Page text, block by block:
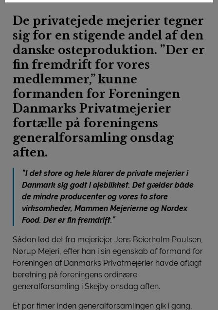
De privatejede mejerier tegner
sig for en stigende andel af den
danske osteproduktion. ”Der er
fin fremdrift for vores
medlemmer,” kunne
formanden for Foreningen
Danmarks Privatmejerier
fortælle på foreningens
generalforsamling onsdag
aften.
”I det store og hele klarer de private mejerier i
Danmark sig godt i øjeblikket. Det gælder både
de mindre producenter og vores to store
virksomheder, Mammen Mejerierne og Nordex
Food. Der er fin fremdrift.”
Sådan lød det fra mejeriejer Jens Beierholm Poulsen,
Nørup Mejeri, efter han i sin egenskab af formand for
Foreningen af Danmarks Privatmejerier havde aflagt
beretning på foreningens ordinære
generalforsamling i Skejby onsdag aften.
Et par timer inden generalforsamlingen gik i gang,